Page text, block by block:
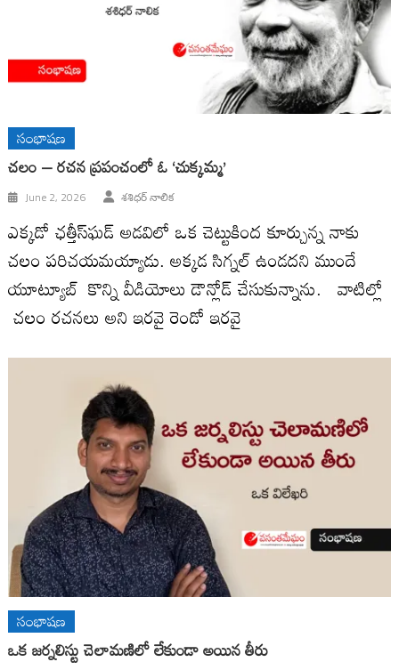
సంభాషణ
చలం – రచన ప్రపంచంలో ఓ ‘చుక్కమ్మ’
June 2, 2026 శశిధర్ నాలిక
ఎక్కడో ఛత్తీస్‌ఘడ్ అడవిలో ఒక చెట్టుకింద కూర్చున్న నాకు
చలం పరిచయమయ్యాడు. అక్కడ సిగ్నల్ ఉండదని ముందే
యూట్యూబ్ కొన్ని వీడియోలు డౌన్లోడ్ చేసుకున్నాను. వాటిల్లో
చలం రచనలు అని ఇరవై రెండో ఇరవై
సంభాషణ
ఒక జర్నలిస్టు చెలామణిలో లేకుండా అయిన తీరు